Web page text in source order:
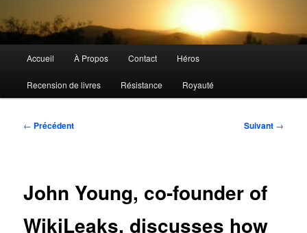
principal
Accueil À Propos Contact Héros
Recension de livres Résistance Royauté
Navigation
← Précédent Suivant →
John Young, co-founder of
WikiLeaks, discusses how